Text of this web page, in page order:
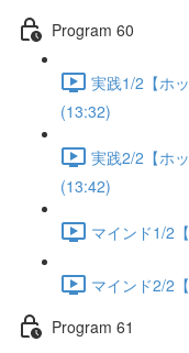
Program 60
実践1/2【ホ
(13:32)
実践2/2【ホ
(13:42)
マインド1/2
マインド2/2
Program 61